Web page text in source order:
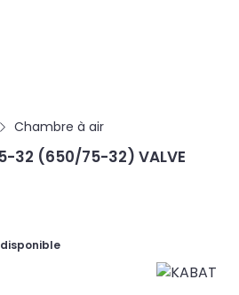
Chambre à air
32 (650/75-32) VALVE